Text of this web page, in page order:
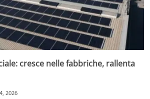
cresce nelle fabbriche, rallenta
2026